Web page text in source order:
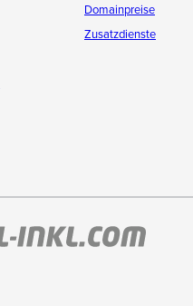
Domainpreise
Zusatzdienste